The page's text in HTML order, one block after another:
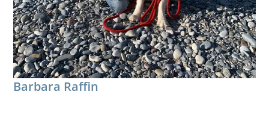
Barbara Raffin